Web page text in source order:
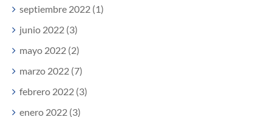
septiembre 2022 (1)
junio 2022 (3)
mayo 2022 (2)
marzo 2022 (7)
febrero 2022 (3)
enero 2022 (3)